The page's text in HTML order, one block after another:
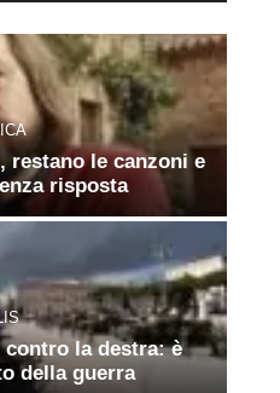
restano le canzoni e
risposta
la destra: è
della guerra